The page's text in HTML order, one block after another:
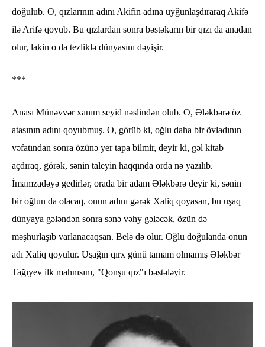
doğulub. O, qızlarının adını Akifin adına uyğunlaşdıraraq Akifə
ilə Arifə qoyub. Bu qızlardan sonra bəstəkarın bir qızı da anadan
olur, lakin o da tezliklə dünyasını dəyişir.
***
Anası Münəvvər xanım seyid nəslindən olub. O, Ələkbərə öz
atasının adını qoyubmuş. O, görüb ki, oğlu daha bir övladının
vəfatından sonra özünə yer tapa bilmir, deyir ki, gəl kitab
açdıraq, görək, sənin taleyin haqqında orda nə yazılıb.
İmamzadəyə gedirlər, orada bir adam Ələkbərə deyir ki, sənin
bir oğlun da olacaq, onun adını gərək Xaliq qoyasan, bu uşaq
dünyaya gələndən sonra sənə vəhy gələcək, özün də
məşhurlaşıb varlanacaqsan. Belə də olur. Oğlu doğulanda onun
adı Xaliq qoyulur. Uşağın qırx günü tamam olmamış Ələkbər
Tağıyev ilk mahnısını, "Qonşu qız"ı bəstələyir.